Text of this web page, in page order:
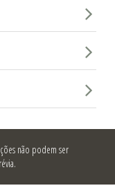
não podem ser